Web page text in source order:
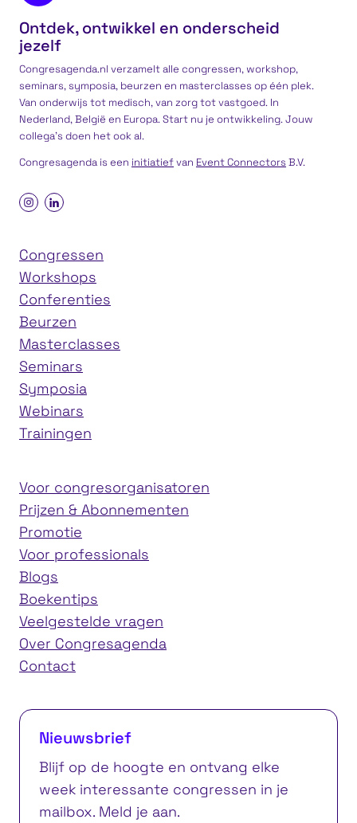
Ontdek, ontwikkel en onderscheid
jezelf
Congresagenda.nl verzamelt alle congressen, workshop,
seminars, symposia, beurzen en masterclasses op één plek.
Van onderwijs tot medisch, van zorg tot vastgoed. In
Nederland, België en Europa. Start nu je ontwikkeling. Jouw
collega’s doen het ook al.
Congresagenda is een initiatiefvan Event ConnectorsB.V.
Congressen
Workshops
Conferenties
Beurzen
Masterclasses
Seminars
Symposia
Webinars
Trainingen
Voor congresorganisatoren
Prijzen & Abonnementen
Promotie
Voor professionals
Blogs
Boekentips
Veelgestelde vragen
Over Congresagenda
Contact
Nieuwsbrief
Blijf op de hoogte en ontvang elke
week interessante congressen in je
mailbox. Meld je aan.